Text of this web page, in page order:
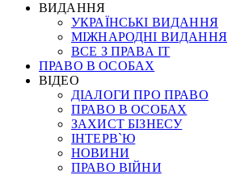
ВИДАННЯ
УКРАЇНСЬКІ ВИДАННЯ
МІЖНАРОДНІ ВИДАННЯ
ВСЕ З ПРАВА ІТ
ПРАВО В ОСОБАХ
ВІДЕО
ДІАЛОГИ ПРО ПРАВО
ПРАВО В ОСОБАХ
ЗАХИСТ БІЗНЕСУ
ІНТЕРВ`Ю
НОВИНИ
ПРАВО ВІЙНИ